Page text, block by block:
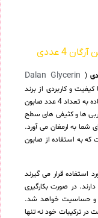
4 عددی
(
Dalan Glycerin
و کاربردی از برند
دالان و از کشور ترکیه می باشد. این محصول فوق العاده به تعداد 4 عدد صابون
ها و کثیفی های سطح
شما به ارمغان می آورد.
به استفاده از صابون
استفاده قرار می گیرند
در صورت بکارگیری
و حساسیت خواهد شد.
در ترکیبات خود نه تنها